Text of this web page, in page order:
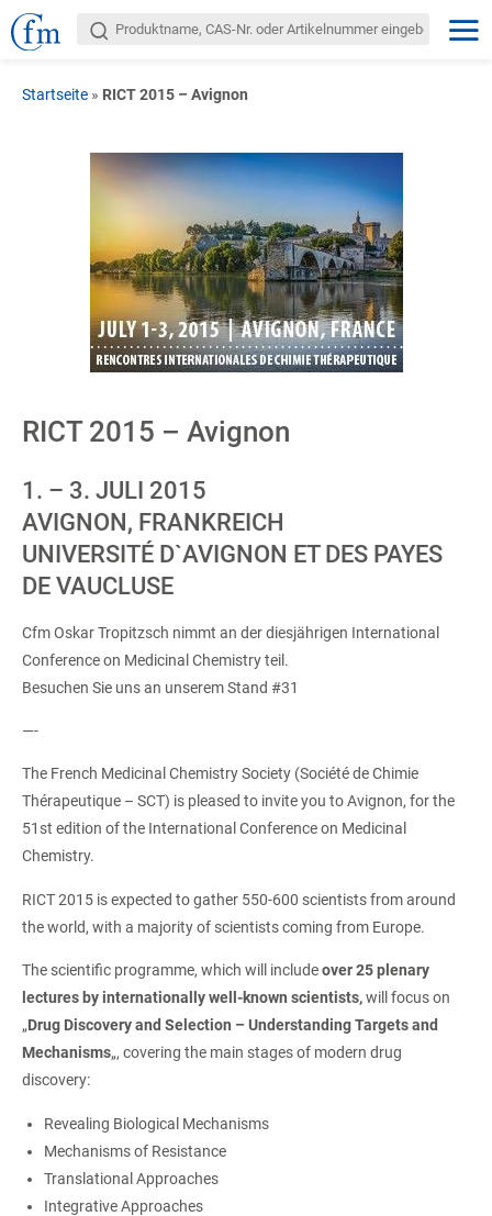
Startseite » RICT 2015 – Avignon
RICT 2015 – Avignon
1. – 3. JULI 2015
AVIGNON, FRANKREICH
UNIVERSITÉ D`AVIGNON ET DES PAYES
DE VAUCLUSE
Cfm Oskar Tropitzsch nimmt an der diesjährigen International
Conference on Medicinal Chemistry teil.
Besuchen Sie uns an unserem Stand #31
—-
The French Medicinal Chemistry Society (Société de Chimie
Thérapeutique – SCT) is pleased to invite you to Avignon, for the
51st edition of the International Conference on Medicinal
Chemistry.
RICT 2015 is expected to gather 550-600 scientists from around
the world, with a majority of scientists coming from Europe.
The scientific programme, which will includeover 25 plenary
lectures by internationally well-known scientists,will focus on
„Drug Discovery and Selection – Understanding Targets and
Mechanisms„, covering the main stages of modern drug
discovery:
Revealing Biological Mechanisms
Mechanisms of Resistance
Translational Approaches
Integrative Approaches